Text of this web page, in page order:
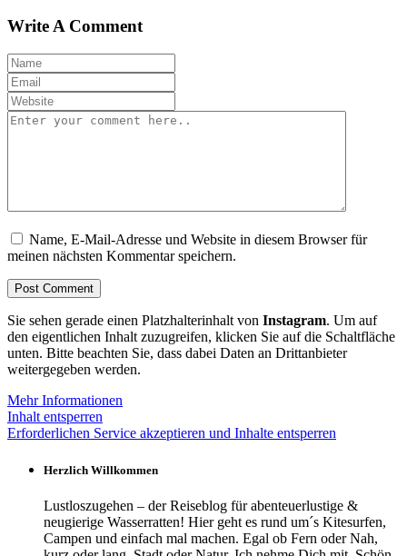
Write A Comment
Name, E-Mail-Adresse und Website in diesem Browser für
meinen nächsten Kommentar speichern.
Sie sehen gerade einen Platzhalterinhalt von Instagram. Um auf
den eigentlichen Inhalt zuzugreifen, klicken Sie auf die Schaltfläche
unten. Bitte beachten Sie, dass dabei Daten an Drittanbieter
weitergegeben werden.
Mehr Informationen
Inhalt entsperren
Erforderlichen Service akzeptieren und Inhalte entsperren
Herzlich Willkommen
Lustloszugehen – der Reiseblog für abenteuerlustige &
neugierige Wasserratten! Hier geht es rund um´s Kitesurfen,
Campen und einfach mal machen. Egal ob Fern oder Nah,